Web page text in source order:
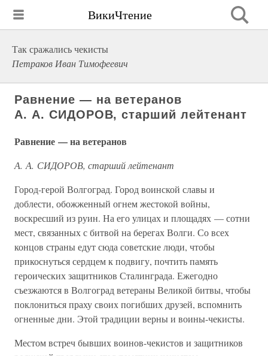
ВикиЧтение
Так сражались чекисты
Петраков Иван Тимофеевич
Равнение — на ветеранов
А. А. СИДОРОВ, старший лейтенант
Равнение — на ветеранов
А. А. СИДОРОВ, старший лейтенант
Город-герой Волгоград. Город воинской славы и
доблести, обожженный огнем жестокой войны,
воскресший из руин. На его улицах и площадях — сотни
мест, связанных с битвой на берегах Волги. Со всех
концов страны едут сюда советские люди, чтобы
прикоснуться сердцем к подвигу, почтить память
героических защитников Сталинграда. Ежегодно
съезжаются в Волгоград ветераны Великой битвы, чтобы
поклониться праху своих погибших друзей, вспомнить
огненные дни. Этой традиции верны и воины-чекисты.
Местом встреч бывших воинов-чекистов и защитников